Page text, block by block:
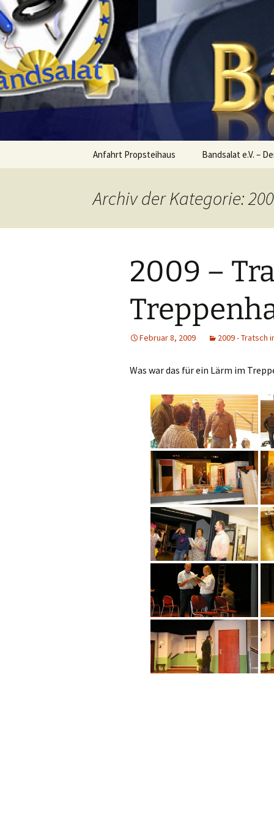
Zum
Inhalt
springen
Petersberg
Anfahrt Propsteihaus Bandsalat e.V. –
Archiv der Kategorie:
2009 –
Februar 8, 2009 2009 - Tratsch
Was war das für ein Lärm im